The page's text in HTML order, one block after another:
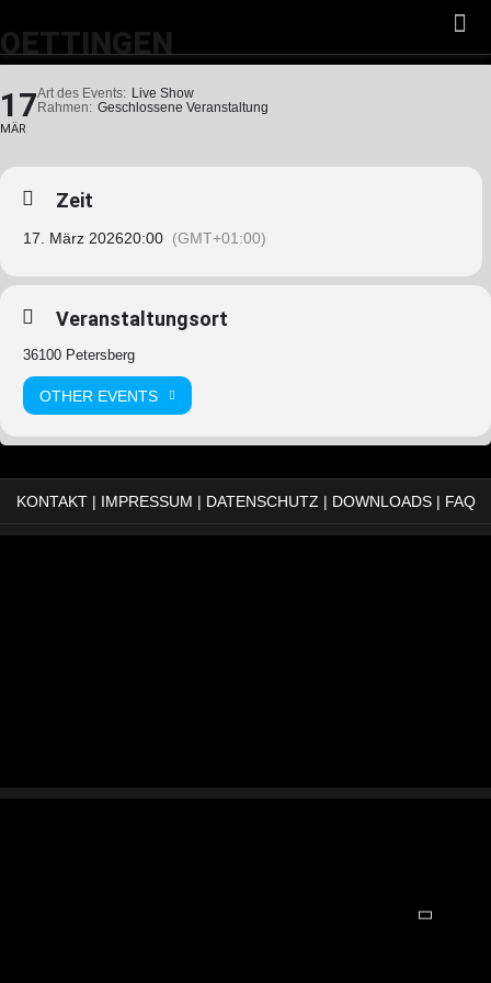
OETTINGEN
17
MÄR
Art des Events: Live Show
Rahmen: Geschlossene Veranstaltung
Zeit
17. März 202620:00 (GMT+01:00)
Veranstaltungsort
36100 Petersberg
OTHER EVENTS
KONTAKT| IMPRESSUM | DATENSCHUTZ | DOWNLOADS| FAQ